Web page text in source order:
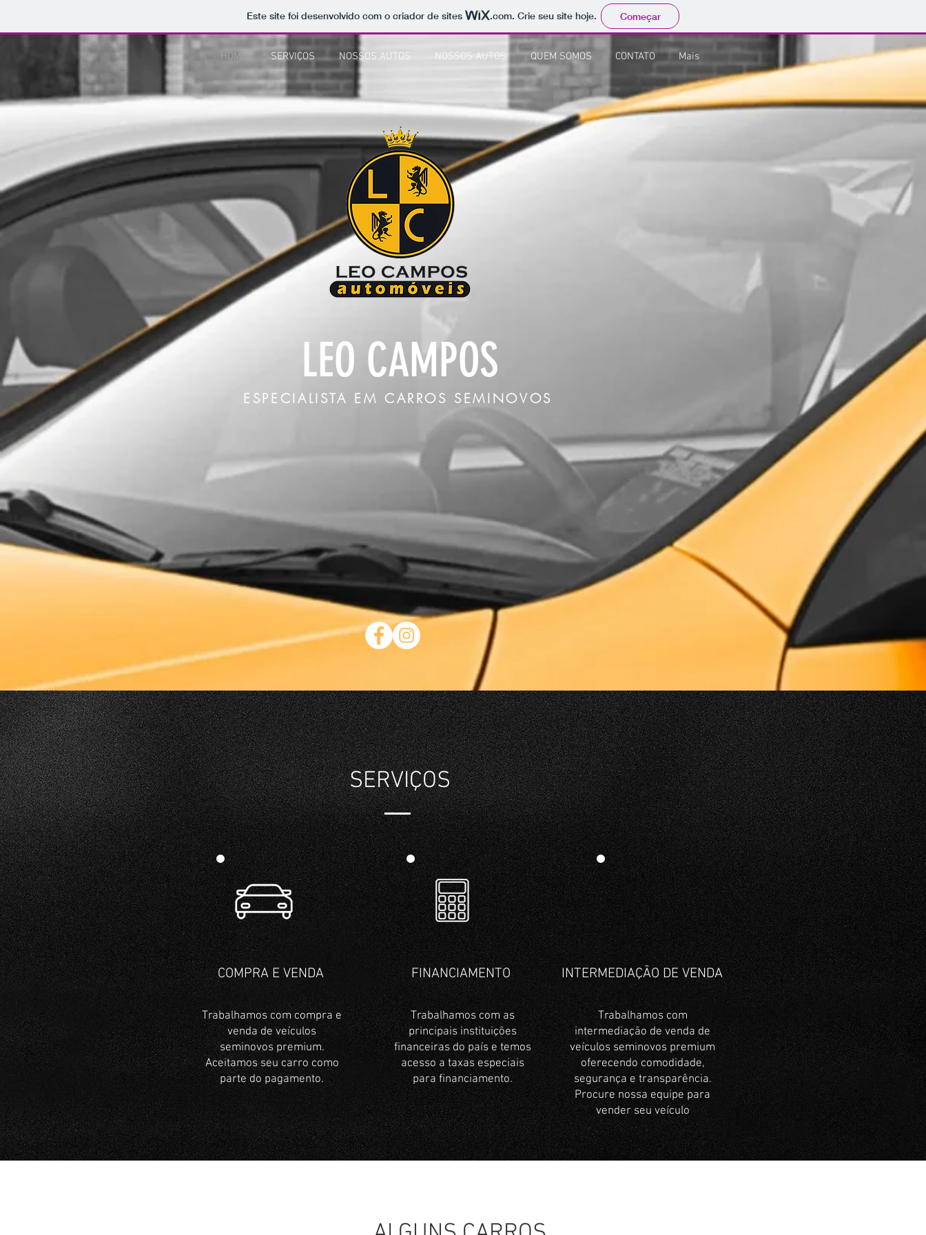
Este site foi desenvolvido com o criador de sites .com. Crie seu site hoje. Começar
HOME SERVIÇOS NOSSOS AUTOS NOSSOS AUTOS QUEM SOMOS CONTATO Mais
LEO CAMPOS
ESPECIALISTA EM CARROS SEMINOVOS
SERVIÇOS
COMPRA E VENDA
Trabalhamos com compra e
venda de veículos
seminovos premium.
Aceitamos seu carro como
parte do pagamento.
FINANCIAMENTO INTERMEDIAÇÃO DE VENDA
Trabalhamos com as
principais instituições
financeiras do país e temos
acesso a taxas especiais
para financiamento.
Trabalhamos com
intermediação de venda de
veículos seminovos premium
oferecendo comodidade,
segurança e transparência.
Procure nossa equipe para
vender seu veículo